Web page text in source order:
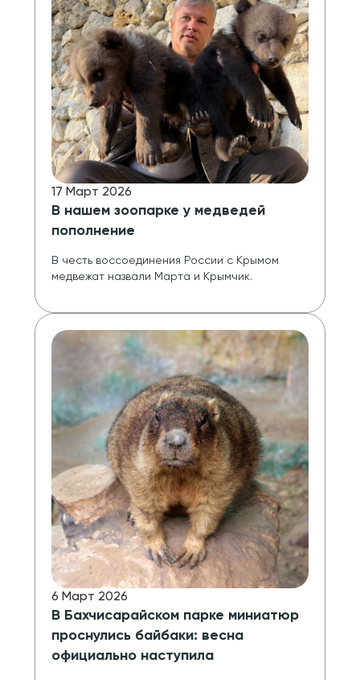
17 Март 2026
В нашем зоопарке у медведей
пополнение
В честь воссоединения России с Крымом
медвежат назвали Марта и Крымчик.
6 Март 2026
В Бахчисарайском парке миниатюр
проснулись байбаки: весна
официально наступила